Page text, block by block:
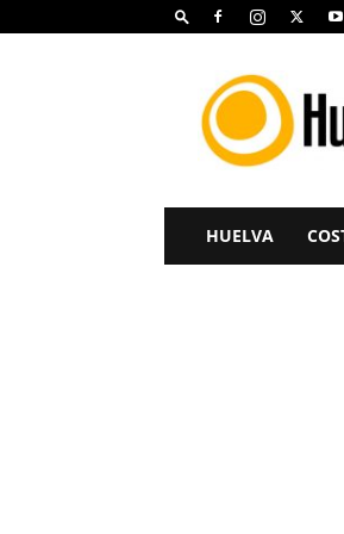
Huelva
Costa
HUELVA